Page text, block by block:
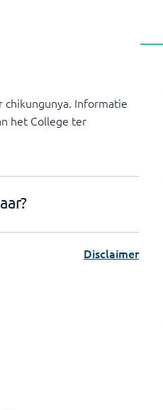
chikungunya. Informatie
het College ter
Disclaimer